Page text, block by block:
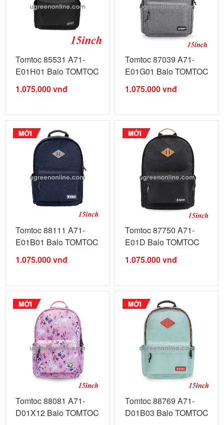
Tomtoc 85531 A71-
E01H01 Balo TOMTOC
Unisex travel ...
1.075.000vnđ
Tomtoc 87039 A71-
E01G01 Balo TOMTOC
Unisex travel ...
1.075.000vnđ
Tomtoc 88111 A71-
E01B01 Balo TOMTOC
Unisex travel ...
1.075.000vnđ
Tomtoc 87750 A71-
E01D Balo TOMTOC
Unisex travel ...
1.075.000vnđ
Tomtoc 88081 A71-
D01X12 Balo TOMTOC
Tomtoc 88769 A71-
D01B03 Balo TOMTOC